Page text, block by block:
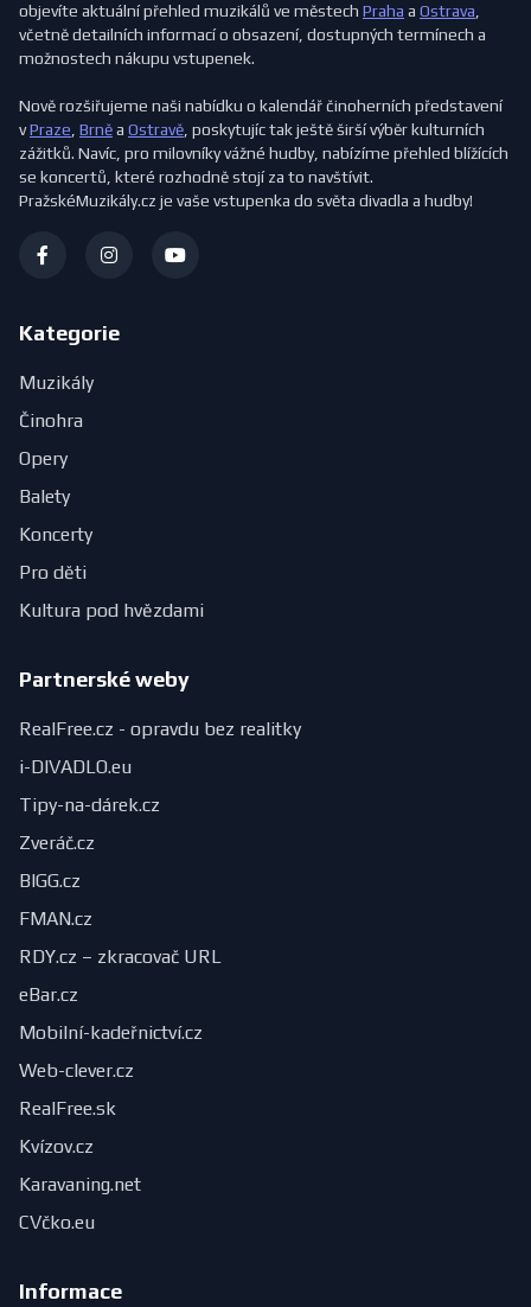
objevíte aktuální přehled muzikálů ve městech Praha a Ostrava,
včetně detailních informací o obsazení, dostupných termínech a
možnostech nákupu vstupenek.
Nově rozšiřujeme naši nabídku o kalendář činoherních představení
vPraze, Brněa Ostravě, poskytujíc tak ještě širší výběr kulturních
zážitků. Navíc, pro milovníky vážné hudby, nabízíme přehled blížících
se koncertů, které rozhodně stojí za to navštívit.
PražskéMuzikály.cz je vaše vstupenka do světa divadla a hudby!
Kategorie
Muzikály
Činohra
Opery
Balety
Koncerty
Pro děti
Kultura pod hvězdami
Partnerské weby
RealFree.cz - opravdu bez realitky
i-DIVADLO.eu
Tipy-na-dárek.cz
Zveráč.cz
BIGG.cz
FMAN.cz
RDY.cz – zkracovač URL
eBar.cz
Mobilní-kadeřnictví.cz
Web-clever.cz
RealFree.sk
Kvízov.cz
Karavaning.net
CVčko.eu
Informace